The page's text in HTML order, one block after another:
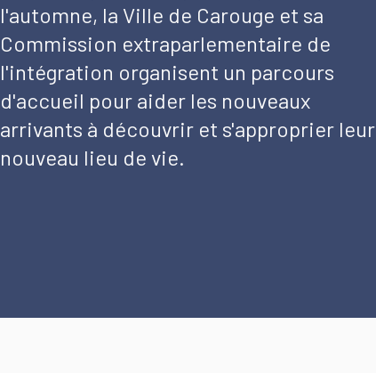
l'automne, la Ville de Carouge et sa
Commission extraparlementaire de
l'intégration organisent un parcours
d'accueil pour aider les nouveaux
arrivants à découvrir et s'approprier leur
nouveau lieu de vie.